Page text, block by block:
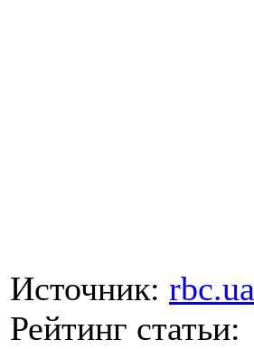
Источник: rbc.ua
Рейтинг статьи: